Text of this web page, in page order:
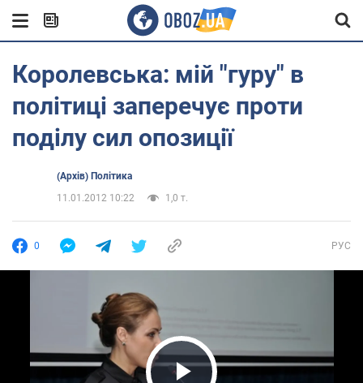
Королевська: мій "гуру" в
політиці заперечує проти
поділу сил опозиції
(Архів) Політика
11.01.2012 10:22
1,0 т.
0 РУС